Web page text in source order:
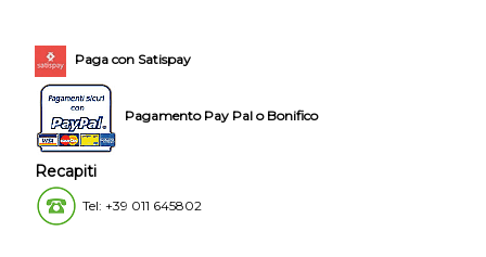
Paga con Satispay
Pagamento Pay Pal o Bonifico
Recapiti
Tel: +39 011 645802